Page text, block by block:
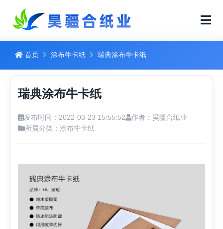
首页 涂布牛卡纸 瑞典涂布牛卡纸
瑞典涂布牛卡纸
发布时间：2022-03-23 15:55:52
作者：昊疆合纸业
所属分类： 涂布牛卡纸